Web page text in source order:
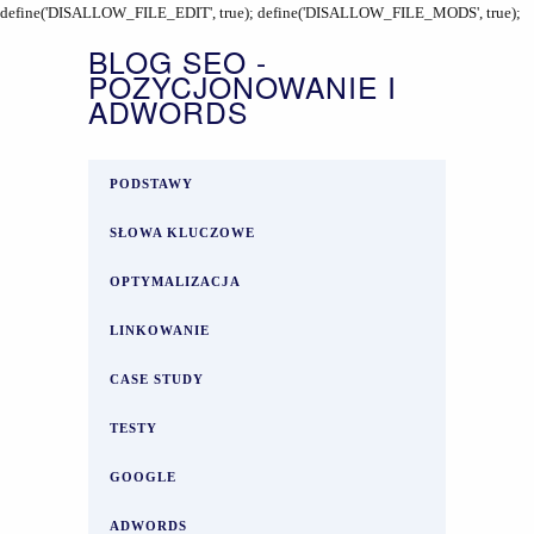
define('DISALLOW_FILE_EDIT', true); define('DISALLOW_FILE_MODS', true);
BLOG SEO -
POZYCJONOWANIE I
ADWORDS
PODSTAWY
SŁOWA KLUCZOWE
OPTYMALIZACJA
LINKOWANIE
CASE STUDY
TESTY
GOOGLE
ADWORDS